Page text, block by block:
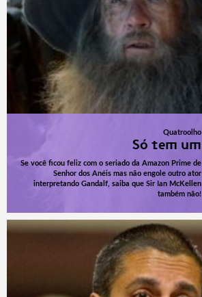
Quatroolho
Só tem um
Se você ficou feliz com o seriado da Amazon Prime de
Senhor dos Anéis mas não engole outro ator
interpretando Gandalf, saiba que Sir Ian McKellen
também não!